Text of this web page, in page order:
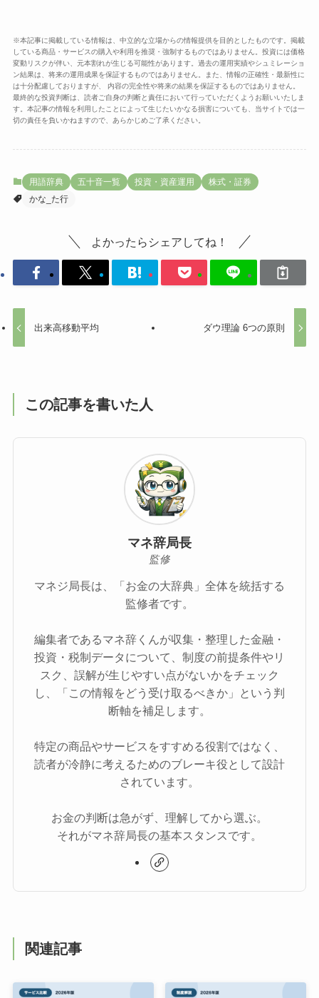
※本記事に掲載している情報は、中立的な立場からの情報提供を目的としたものです。掲載
している商品・サービスの購入や利用を推奨・強制するものではありません。投資には価格
変動リスクが伴い、元本割れが生じる可能性があります。過去の運用実績やシュミレーショ
ン結果は、将来の運用成果を保証するものではありません。また、情報の正確性・最新性に
は十分配慮しておりますが、 内容の完全性や将来の結果を保証するものではありません。
最終的な投資判断は、読者ご自身の判断と責任において行っていただくようお願いいたしま
す。本記事の情報を利用したことによって生じたいかなる損害についても、当サイトでは一
切の責任を負いかねますので、あらかじめご了承ください。
用語辞典 五十音一覧 投資・資産運用
株式・証券
かな_た行
よかったらシェアしてね！
出来高移動平均 ダウ理論 6つの原則
この記事を書いた人
マネ辞局長
監修
マネジ局長は、「お金の大辞典」全体を統括する
監修者です。
編集者であるマネ辞くんが収集・整理した金融・
投資・税制データについて、制度の前提条件やリ
スク、誤解が生じやすい点がないかをチェック
し、「この情報をどう受け取るべきか」という判
断軸を補足します。
特定の商品やサービスをすすめる役割ではなく、
読者が冷静に考えるためのブレーキ役として設計
されています。
お金の判断は急がず、理解してから選ぶ。
それがマネ辞局長の基本スタンスです。
関連記事